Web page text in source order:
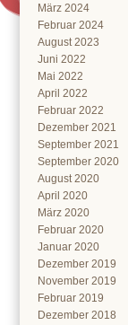
März 2024
Februar 2024
August 2023
Juni 2022
Mai 2022
April 2022
Februar 2022
Dezember 2021
September 2021
September 2020
August 2020
April 2020
März 2020
Februar 2020
Januar 2020
Dezember 2019
November 2019
Februar 2019
Dezember 2018